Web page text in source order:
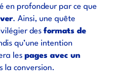
en profondeur par ce que
. Ainsi, une quête
desformats de
qu’une intention
lespages avec un
la conversion.